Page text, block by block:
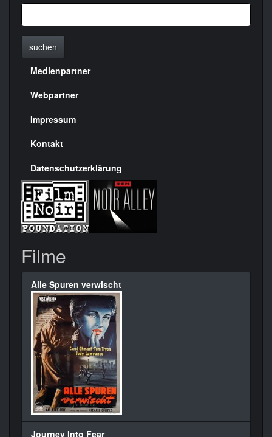
suchen
Menülinks
rechte
Seite
Medienpartner
Webpartner
Impressum
Kontakt
Datenschutzerklärung
Filme
Alle Spuren verwischt
Journey Into Fear